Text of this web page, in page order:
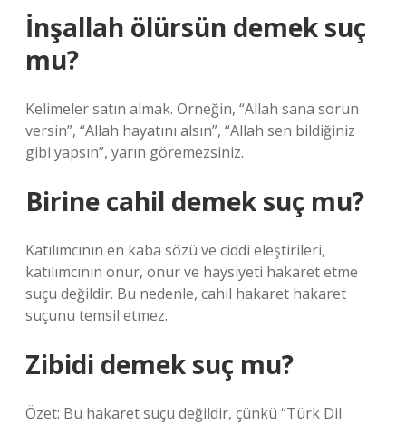
İnşallah ölürsün demek suç
mu?
Kelimeler satın almak. Örneğin, “Allah sana sorun
versin”, “Allah hayatını alsın”, “Allah sen bildiğiniz
gibi yapsın”, yarın göremezsiniz.
Birine cahil demek suç mu?
Katılımcının en kaba sözü ve ciddi eleştirileri,
katılımcının onur, onur ve haysiyeti hakaret etme
suçu değildir. Bu nedenle, cahil hakaret hakaret
suçunu temsil etmez.
Zibidi demek suç mu?
Özet: Bu hakaret suçu değildir, çünkü “Türk Dil